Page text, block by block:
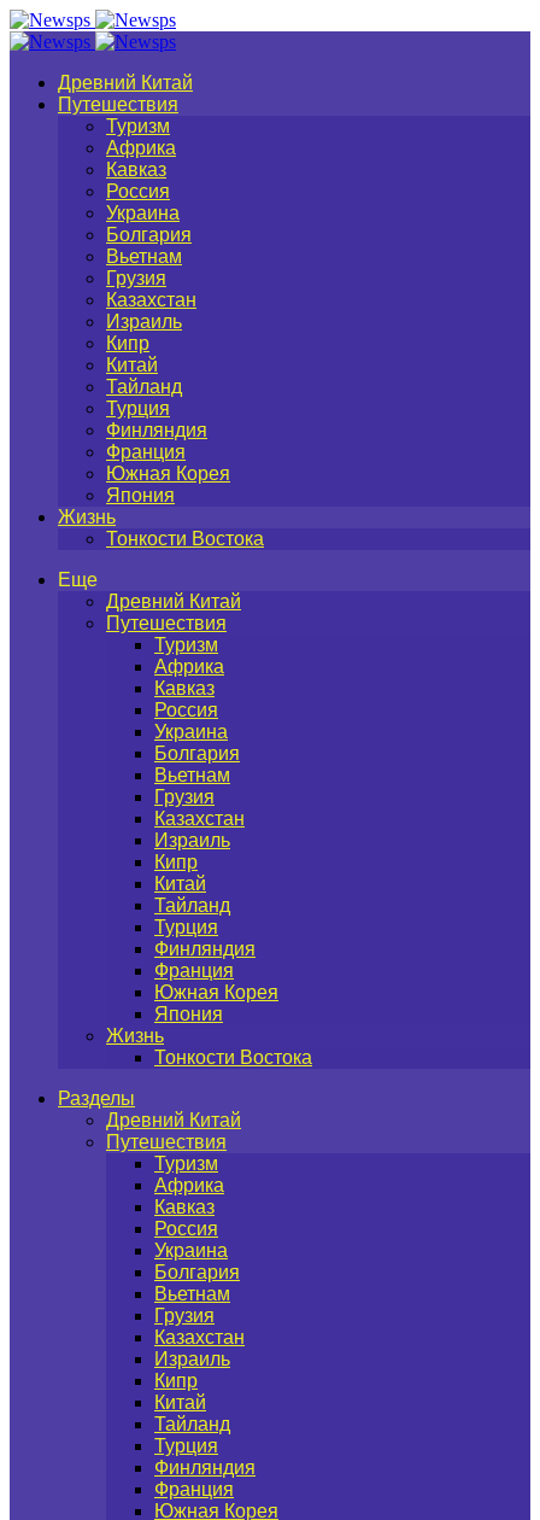
Древний Китай
Путешествия
Туризм
Африка
Кавказ
Россия
Украина
Болгария
Вьетнам
Грузия
Казахстан
Израиль
Кипр
Китай
Тайланд
Турция
Финляндия
Франция
Южная Корея
Япония
Жизнь
Тонкости Востока
Еще
Древний Китай
Путешествия
Туризм
Африка
Кавказ
Россия
Украина
Болгария
Вьетнам
Грузия
Казахстан
Израиль
Кипр
Китай
Тайланд
Турция
Финляндия
Франция
Южная Корея
Япония
Жизнь
Тонкости Востока
Разделы
Древний Китай
Путешествия
Туризм
Африка
Кавказ
Россия
Украина
Болгария
Вьетнам
Грузия
Казахстан
Израиль
Кипр
Китай
Тайланд
Турция
Финляндия
Франция
Южная Корея